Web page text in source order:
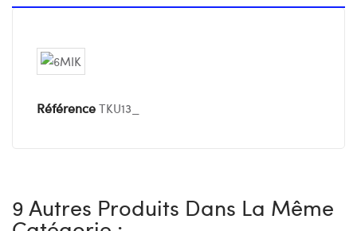
RéférenceTKU13_
9 Autres Produits Dans La Même